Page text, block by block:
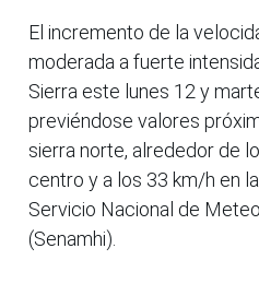
El incremento de la
moderada a fuerte
Sierra este lunes 12 y
previéndose valores
sierra norte, alrededor de
centro y a los 33 km/h en
Servicio Nacional de
(Senamhi).